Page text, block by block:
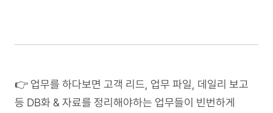
👉 업무를 하다보면 고객 리드, 업무 파일, 데일리 보고
등 DB화 & 자료를 정리해야하는 업무들이 빈번하게